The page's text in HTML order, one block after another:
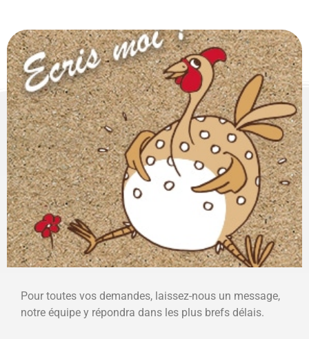
Pour toutes vos demandes, laissez-nous un message,
notre équipe y répondra dans les plus brefs délais.